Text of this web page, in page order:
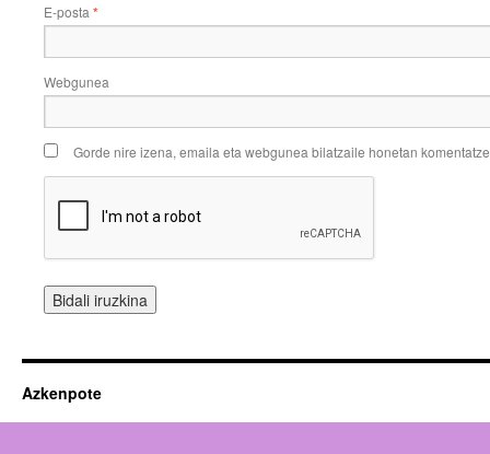
E-posta *
Webgunea
Gorde nire izena, emaila eta webgunea bilatzaile honetan
Azkenpote